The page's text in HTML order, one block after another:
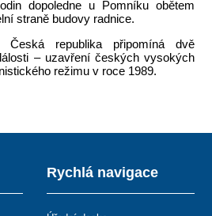
dopoledne u Pomníku obětem
straně budovy radnice.
republika připomíná dvě
– uzavření českých vysokých
režimu v roce 1989.
Rychlá navigace